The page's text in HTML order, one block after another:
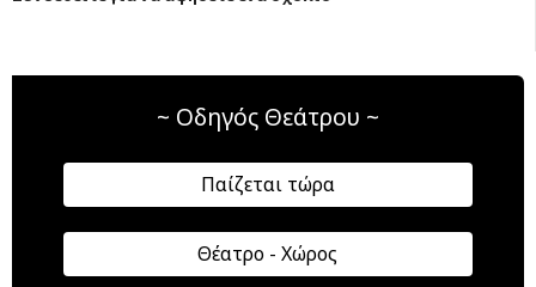
~ Οδηγός Θεάτρου ~
Παίζεται τώρα
Θέατρο - Χώρος